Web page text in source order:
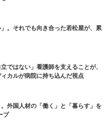
」。それでも向き合った若松屋が、累
ではない」看護師を支えることが、
カルが病院に持ち込んだ視点
外国人材の「働く」と「暮らす」を
プ